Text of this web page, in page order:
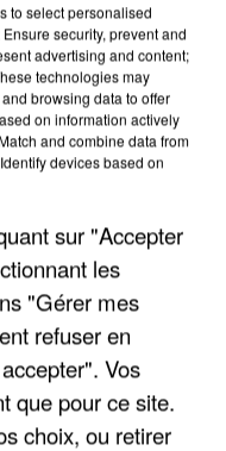
visés par des
un "travail
to select personalised
security, prevent and
advertising and content;
technologies may
browsing data to offer
on information actively
and combine data from
devices based on
sur "Accepter
les
"Gérer mes
refuser en
Vos
que pour ce site.
choix, ou retirer